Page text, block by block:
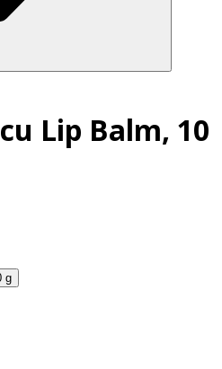
Lip Balm, 10
g